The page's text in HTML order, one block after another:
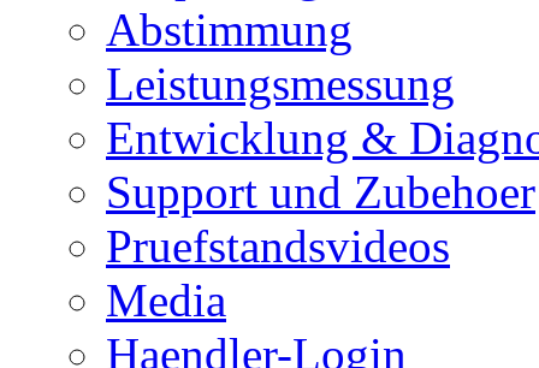
Abstimmung
Leistungsmessung
Entwicklung &
Support und Zubehoer
Pruefstandsvideos
Media
Haendler-Login